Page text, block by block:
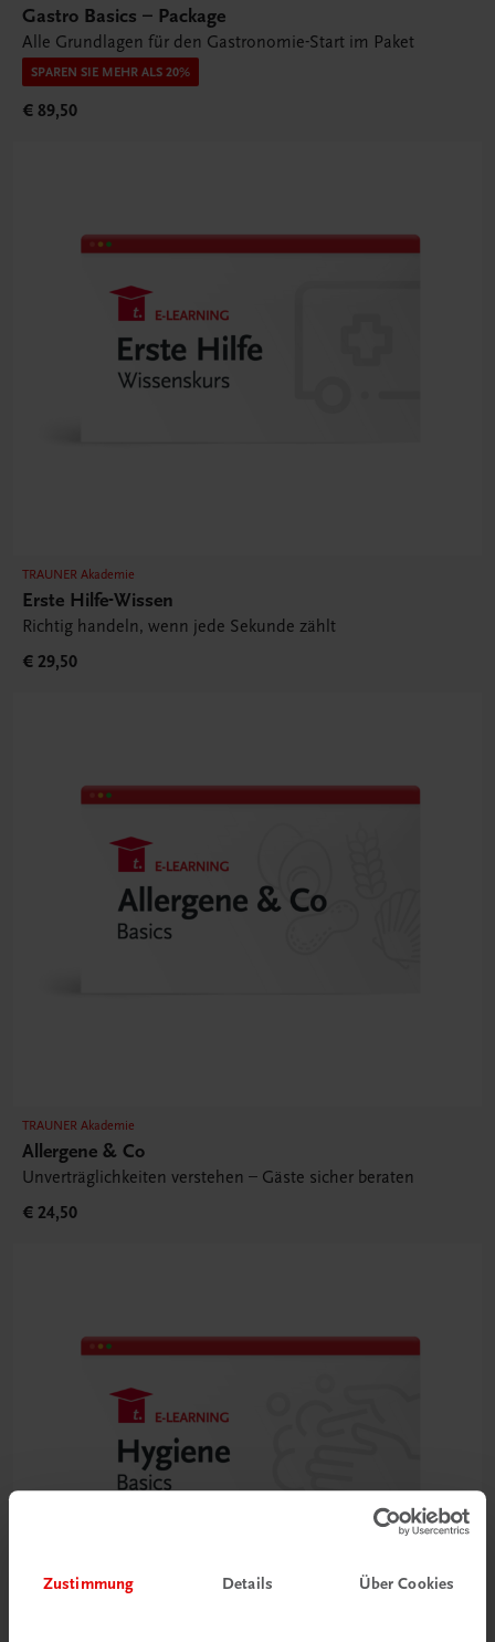
Zustimmung Details Über Cookies
Gastro Basics – Package
Alle Grundlagen für den Gastronomie-Start im Paket
SPAREN SIE MEHR ALS 20%
€ 89,50
TRAUNER Akademie
Erste Hilfe-Wissen
Richtig handeln, wenn jede Sekunde zählt
€ 29,50
TRAUNER Akademie
Allergene & Co
Unverträglichkeiten verstehen – Gäste sicher beraten
€ 24,50